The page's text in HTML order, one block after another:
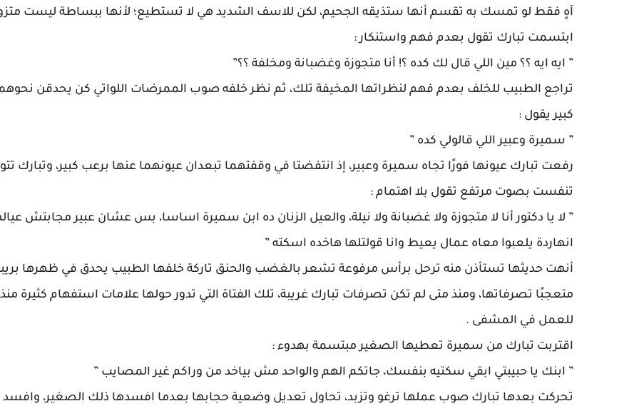
آهٍ فقط لو تمسك به تقسم أنها ستذيقه الجحيم، لكن للاسف الشديد هي لا تستطيع؛ لأنها ببساطة ليست
ابتسمت تبارك تقول بعدم فهم واستنكار :
” ايه ايه ؟؟ مين اللي قال لك كده ؟! أنا متجوزة وغضبانة ومخلفة ؟؟”
تراجع الطبيب للخلف بعدم فهم لنظراتها المخيفة تلك، ثم نظر خلفه صوب الممرضات اللواتي كن يحدقن
كبير يقول :
” سميرة وعبير اللي قالولي كده ”
رفعت تبارك عيونها فورًا تجاه سميرة وعبير، إذ انتفضتا في وقفتهما تبعدان عيونهما عنها برعب كبير، وتبارك
تنفست بصوت مرتفع تقول بلا اهتمام :
” لا يا دكتور أنا لا متجوزة ولا غضبانة ولا نيلة، والعيل الزنان ده ابن سميرة اساسا، بس عشان عبير مجابتش
انهاردة يلعبوا معاه عمال يعيط وانا قولتلها هاخده اسكته ”
أنهت حديثها تستأذن منه ترحل برأس مرفوعة تشعر بالغضب والحنق تاركة خلفها الطبيب يحدق في ظهرها بريبة
متعجبًا تصرفاتها، ومنذ متى لم تكن تصرفات تبارك غريبة، تلك الفتاة التي تدور حولها علامات استفهام كثيرة
للعمل في المشفى .
اقتربت تبارك من سميرة تعطيها الصغير مبتسمة بهدوء :
” ابنك يا حبيبتي ابقي سكتيه بنفسك، جاتكم الهم والواحد مش بياخد من وراكم غير المصايب ”
تحركت بعدها تبارك صوب عملها ترغو وتزبد، تحاول تعديل وضعية حجابها بعدما افسدها ذلك الصغير،